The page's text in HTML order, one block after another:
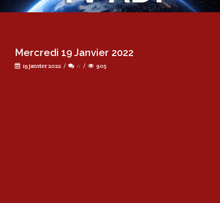
Mercredi 19 Janvier 2022
19 janvier 2022 0 905